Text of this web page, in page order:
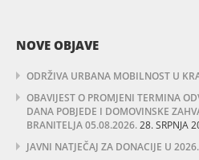
NOVE OBJAVE
ODRŽIVA URBANA MOBILNOST U
OBAVIJEST O PROMJENI TERMINA
DANA POBJEDE I DOMOVINSKE
BRANITELJA 05.08.2026.28. SRPNJA
JAVNI NATJEČAJ ZA DONACIJE U